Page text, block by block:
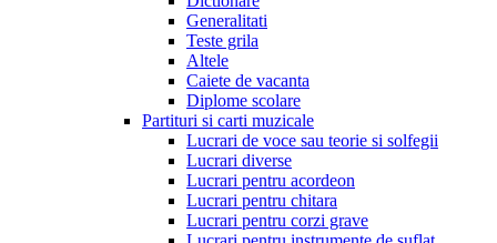
Generalitati
Teste grila
Altele
Caiete de vacanta
Diplome scolare
Partituri si carti muzicale
Lucrari de voce sau teorie si solfegii
Lucrari diverse
Lucrari pentru acordeon
Lucrari pentru chitara
Lucrari pentru corzi grave